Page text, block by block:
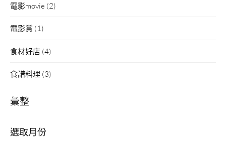
電影movie (2)
電影賞 (1)
食材好店 (4)
食譜料理 (3)
彙整
整